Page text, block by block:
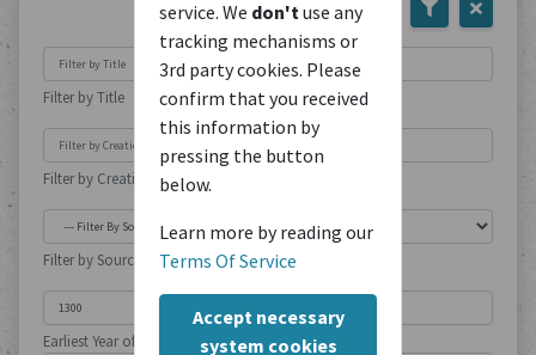
service. We don't use any
tracking mechanisms or
3rd party cookies. Please
confirm that you received
this information by
pressing the button
below.
Learn more by reading our
Terms Of Service
Accept necessary
system cookies
Filter by Title
Filter by Creation Location
Filter by Source Type
Earliest Year of Publication